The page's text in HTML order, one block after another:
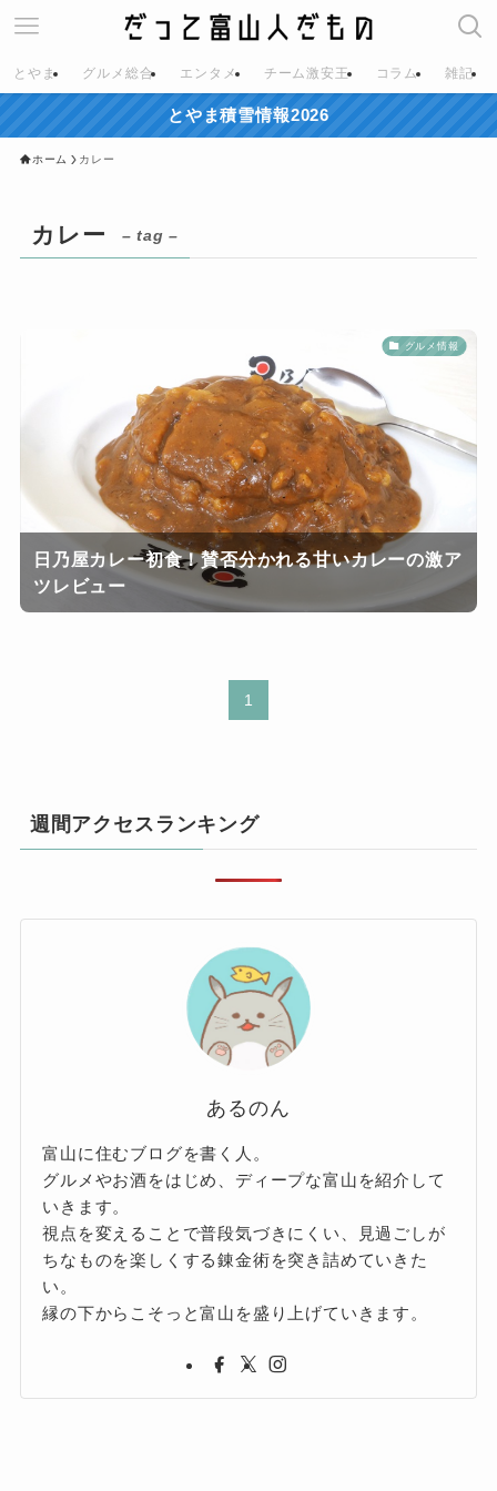
とやま グルメ総合 エンタメ チーム激安王 コラム 雑記
とやま積雪情報2026
ホーム カレー
カレー – tag –
グルメ情報
日乃屋カレー初食！賛否分かれる甘いカレーの激ア
ツレビュー
1
週間アクセスランキング
あるのん
富山に住むブログを書く人。
グルメやお酒をはじめ、ディープな富山を紹介して
いきます。
視点を変えることで普段気づきにくい、見過ごしが
ちなものを楽しくする錬金術を突き詰めていきた
い。
縁の下からこそっと富山を盛り上げていきます。